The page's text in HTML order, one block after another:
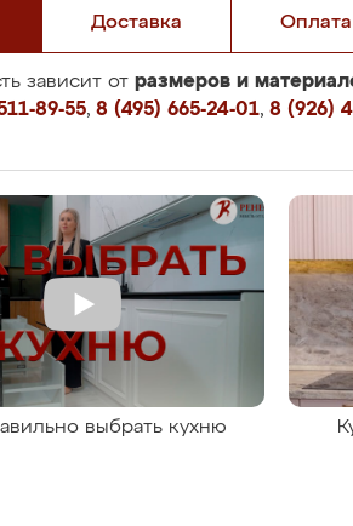
Доставка Оплата
зависит от размеров и
89-55, 8 (495) 665-24-01, 8 (926)
выбрать кухню